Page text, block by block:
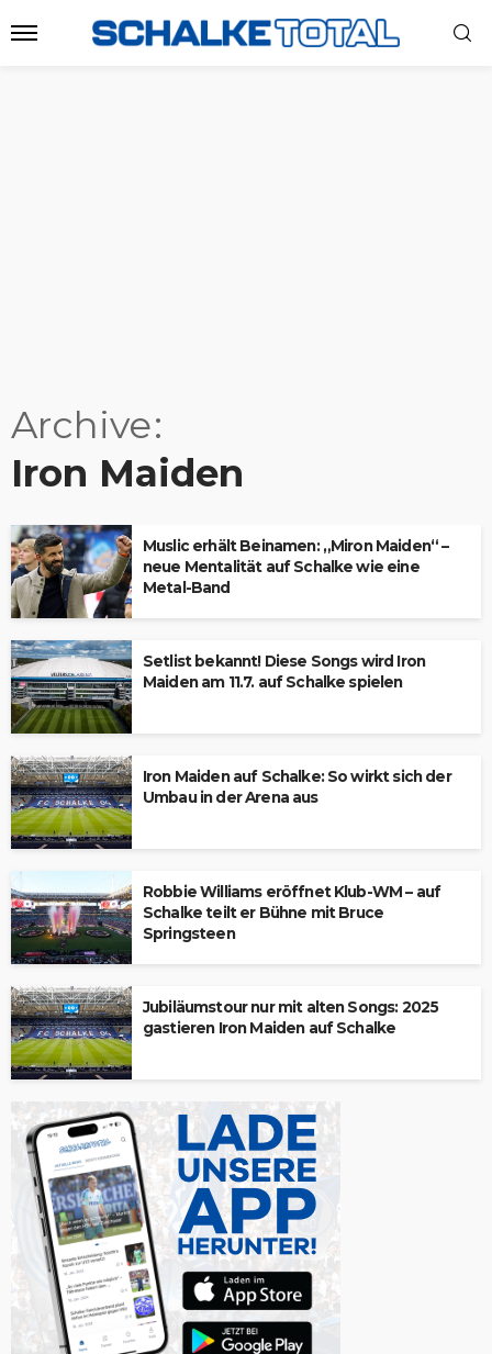
Archive
Iron Maiden
Muslic erhält Beinamen: „Miron Maiden“ –
neue Mentalität auf Schalke wie eine
Metal-Band
Setlist bekannt! Diese Songs wird Iron
Maiden am 11.7. auf Schalke spielen
Iron Maiden auf Schalke: So wirkt sich der
Umbau in der Arena aus
Robbie Williams eröffnet Klub-WM – auf
Schalke teilt er Bühne mit Bruce
Springsteen
Jubiläumstour nur mit alten Songs: 2025
gastieren Iron Maiden auf Schalke